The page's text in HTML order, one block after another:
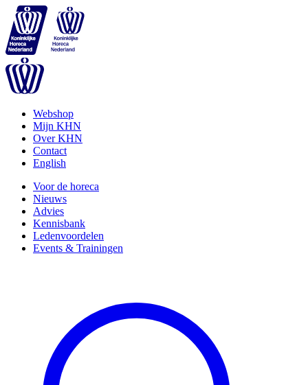
Webshop
Mijn KHN
Over KHN
Contact
English
Voor de horeca
Nieuws
Advies
Kennisbank
Ledenvoordelen
Events & Trainingen